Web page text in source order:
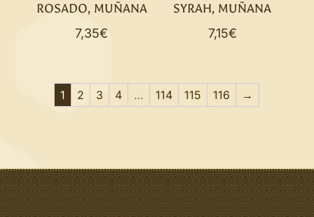
ROSADO, MUÑANA
7,35€
SYRAH, MUÑANA
7,15€
1 2 3 4 … 114 115 116 →